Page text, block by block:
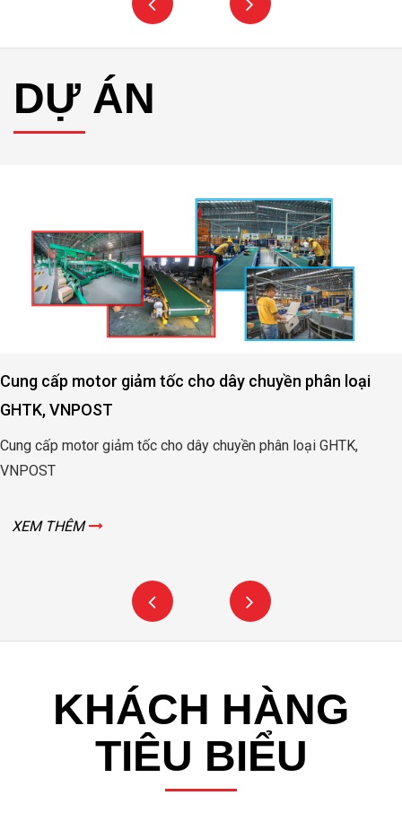
DỰ ÁN
Cung cấp motor giảm tốc cho dây chuyền phân loại
GHTK, VNPOST
Cung cấp motor giảm tốc cho dây chuyền phân loại GHTK,
VNPOST
XEM THÊM
KHÁCH HÀNG
TIÊU BIỂU